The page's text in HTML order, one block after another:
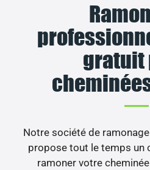
gratuit
Notre société de
propose tout le temps un
ramoner votre